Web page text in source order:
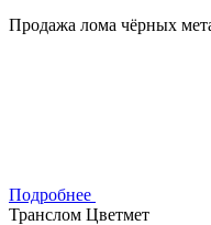
Продажа лома чёрных
Подробнее
Транслом Цветмет